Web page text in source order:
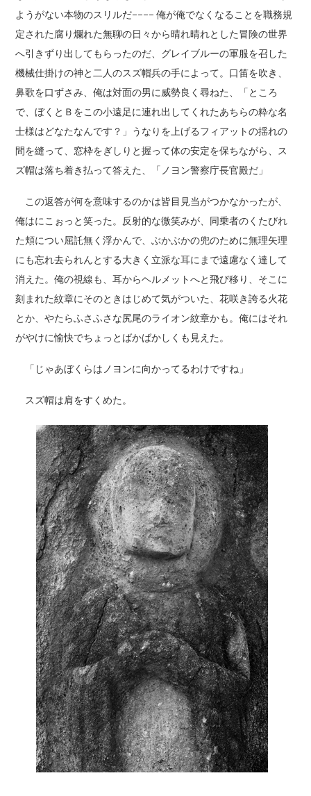
ようがない本物のスリルだ–––– 俺が俺でなくなることを職務規
定された腐り爛れた無聊の日々から晴れ晴れとした冒険の世界
へ引きずり出してもらったのだ、グレイブルーの軍服を召した
機械仕掛けの神と二人のスズ帽兵の手によって。口笛を吹き、
鼻歌を口ずさみ、俺は対面の男に威勢良く尋ねた、「ところ
で、ぼくとＢをこの小遠足に連れ出してくれたあちらの粋な名
士様はどなたなんです？」うなりを上げるフィアットの揺れの
間を縫って、窓枠をぎしりと握って体の安定を保ちながら、ス
ズ帽は落ち着き払って答えた、「ノヨン警察庁長官殿だ」
この返答が何を意味するのかは皆目見当がつかなかったが、
俺はにこぉっと笑った。反射的な微笑みが、同乗者のくたびれ
た頬につい屈託無く浮かんで、ぶかぶかの兜のために無理矢理
にも忘れ去られんとする大きく立派な耳にまで遠慮なく達して
消えた。俺の視線も、耳からヘルメットへと飛び移り、そこに
刻まれた紋章にそのときはじめて気がついた、花咲き誇る火花
とか、やたらふさふさな尻尾のライオン紋章かも。俺にはそれ
がやけに愉快でちょっとばかばかしくも見えた。
「じゃあぼくらはノヨンに向かってるわけですね」
スズ帽は肩をすくめた。